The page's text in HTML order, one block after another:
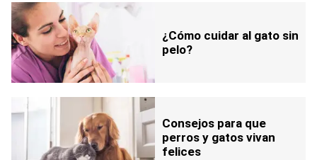
¿Cómo cuidar al gato sin
pelo?
Consejos para que
perros y gatos vivan
felices